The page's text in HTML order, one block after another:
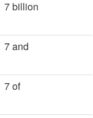
7 billion
7 and
7 of